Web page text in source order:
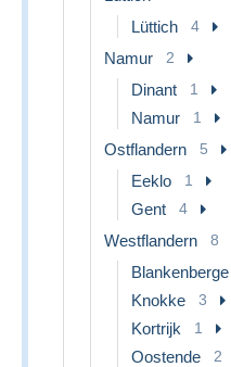
Lüttich 4
Namur 2
Dinant 1
Namur 1
Ostflandern 5
Eeklo 1
Gent 4
Westflandern 8
Blankenberge
Knokke 3
Kortrijk 1
Oostende 2